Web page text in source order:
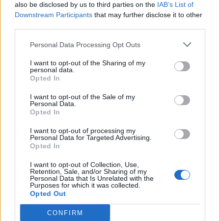
also be disclosed by us to third parties on the IAB’s List of
Downstream Participants that may further disclose it to other
Personal Data Processing Opt Outs
I want to opt-out of the Sharing of my
personal data.
Opted In
I want to opt-out of the Sale of my
Personal Data.
Opted In
I want to opt-out of processing my
Personal Data for Targeted Advertising.
Opted In
I want to opt-out of Collection, Use,
Retention, Sale, and/or Sharing of my
Personal Data that Is Unrelated with the
Purposes for which it was collected.
Opted Out
CONFIRM